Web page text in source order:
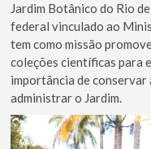
Jardim Botânico do Rio
federal vinculado ao
tem como missão
coleções científicas para
importância de
administrar o Jardim.